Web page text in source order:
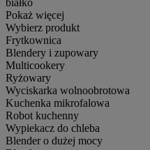
białko
Pokaż więcej
Wybierz produkt
Frytkownica
Blendery i zupowary
Multicookery
Ryżowary
Wyciskarka wolnoobrotowa
Kuchenka mikrofalowa
Robot kuchenny
Wypiekacz do chleba
Blender o dużej mocy